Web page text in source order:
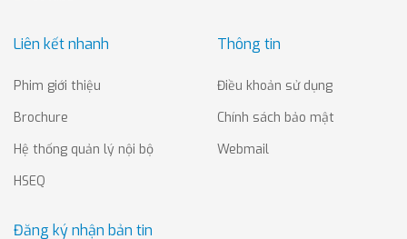
Liên kết nhanh
Phim giới thiệu
Brochure
Hệ thống quản lý nội bộ
HSEQ
Thông tin
Điều khoản sử dụng
Chính sách bảo mật
Webmail
Đăng ký nhận bản tin